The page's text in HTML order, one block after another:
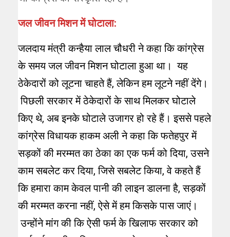
जल जीवन मिशन में घोटाला:
जलदाय मंत्री कन्हैया लाल चौधरी ने कहा कि कांग्रेस
के समय जल जीवन मिशन घोटाला हुआ था। यह
ठेकेदारों को लूटना चाहते हैं, लेकिन हम लूटने नहीं देंगे।
पिछली सरकार में ठेकेदारों के साथ मिलकर घोटाले
किए थे, अब इनके घोटाले उजागर हो रहे हैं। इससे पहले
कांग्रेस विधायक हाकम अली ने कहा कि फतेहपुर में
सड़कों की मरम्मत का ठेका का एक फर्म को दिया, उसने
काम सबलेट कर दिया, जिसे सबलेट किया, वे कहते हैं
कि हमारा काम केवल पानी की लाइन डालना है, सड़कों
की मरम्मत करना नहीं, ऐसे में हम किसके पास जाएं।
उन्होंने मांग की कि ऐसी फर्म के खिलाफ सरकार को